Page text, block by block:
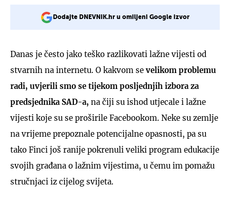
Dodajte DNEVNIK.hr u omiljeni Google izvor
Danas je često jako teško razlikovati lažne vijesti od
stvarnih na internetu. O kakvom sevelikom problemu
radi, uvjerili smo se tijekom posljednjih izbora za
predsjednika SAD-a, na čiji su ishod utjecale i lažne
vijesti koje su se proširile Facebookom. Neke su zemlje
na vrijeme prepoznale potencijalne opasnosti, pa su
tako Finci još ranije pokrenuli veliki program edukacije
svojih građana o lažnim vijestima, u čemu im pomažu
stručnjaci iz cijelog svijeta.